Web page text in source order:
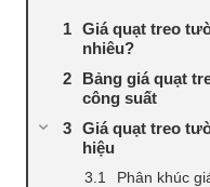
Giá quạt treo
nhiêu?
Bảng giá quạt
công suất
Giá quạt treo
hiệu
Phân khúc